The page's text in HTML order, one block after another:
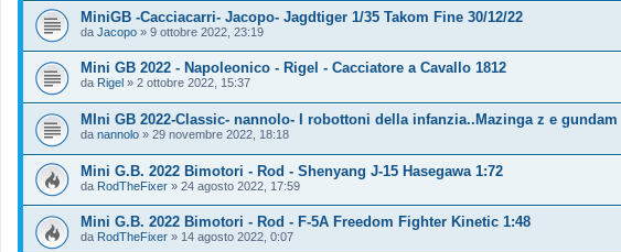
MiniGB -Cacciacarri- Jacopo- Jagdtiger 1/35 Takom Fine 30/12/22
da Jacopo » 9 ottobre 2022, 23:19
Mini GB 2022 - Napoleonico - Rigel - Cacciatore a Cavallo 1812
da Rigel » 2 ottobre 2022, 15:37
MIni GB 2022-Classic- nannolo- I robottoni della infanzia..Mazinga z e gundam
da nannolo » 29 novembre 2022, 18:18
Mini G.B. 2022 Bimotori - Rod - Shenyang J-15 Hasegawa 1:72
da RodTheFixer » 24 agosto 2022, 17:59
Mini G.B. 2022 Bimotori - Rod - F-5A Freedom Fighter Kinetic 1:48
da RodTheFixer » 14 agosto 2022, 0:07